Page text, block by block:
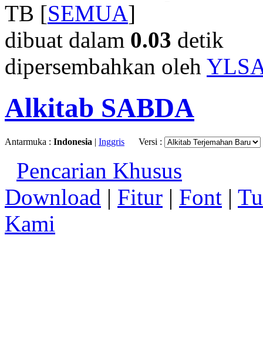
TB [SEMUA]
dibuat dalam 0.03 detik
dipersembahkan oleh
Alkitab SABDA
Antarmuka : Indonesia | Inggris Versi :
Pencarian Khusus
Download | Fitur | Font |
Kami